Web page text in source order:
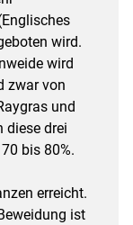
wird.
wird
zwar von
und
diese drei
bis 80%.
erreicht.
ist